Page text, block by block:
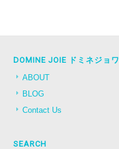
DOMINE JOIE ドミネジョワ
ABOUT
BLOG
Contact Us
SEARCH